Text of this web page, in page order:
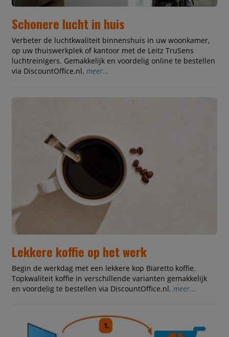
Schonere lucht in huis
Verbeter de luchtkwaliteit binnenshuis in uw woonkamer,
op uw thuiswerkplek of kantoor met de Leitz TruSens
luchtreinigers. Gemakkelijk en voordelig online te bestellen
via DiscountOffice.nl. meer...
Lekkere koffie op het werk
Begin de werkdag met een lekkere kop Biaretto koffie.
Topkwaliteit koffie in verschillende varianten gemakkelijk
en voordelig te bestellen via DiscountOffice.nl. meer...